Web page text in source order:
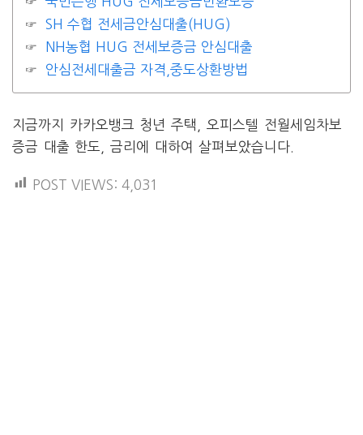
SH 수협 전세금안심대출(HUG)
NH농협 HUG 전세보증금 안심대출
안심전세대출금 자격,중도상환방법
지금까지 카카오뱅크 청년 주택, 오피스텔 전월세임차보
증금 대출 한도, 금리에 대하여 살펴보았습니다.
POST VIEWS: 4,031